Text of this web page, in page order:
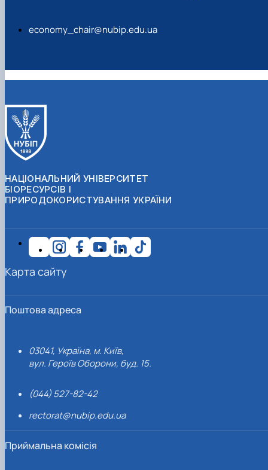
economy_chair@nubip.edu.ua
НАЦІОНАЛЬНИЙ УНІВЕРСИТЕТ
БІОРЕСУРСІВ І
ПРИРОДОКОРИСТУВАННЯ УКРАЇНИ
Поштова адреса
03041, Україна, м. Київ,
вул. Героїв Оборони, буд. 15.
(044) 527-82-42
rectorat@nubip.edu.ua
Приймальна комісія
Карта сайту